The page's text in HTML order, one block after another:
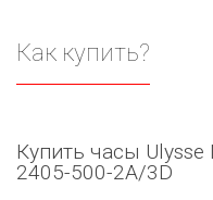
Как купить?
Купить часы Ulysse
2405-500-2A/3D